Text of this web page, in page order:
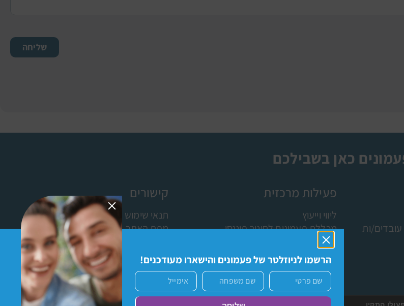
שליחה
כאן בשבילכם
ות
פעילות מרכזית
ליווי וייעוץ
מכללת פעמונים לחינוך פיננסי
תוכניות ושותפים
מחקר מדידה והערכה
מיצוי זכויות בבנקים
קישורים
תנאי שימוש
מפת האתר
ישומון (אפליקציה)
כניסת מתנדבים לתוכנת פעמוניםהרשמו לניוזלטר של פעמונים והישארו מעודכנים!